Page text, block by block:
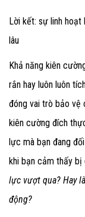
Lời kết: sự linh hoạt
lâu
Khả năng kiên
rắn hay luôn luôn
đóng vai trò bảo vệ
kiên cường đích
lực mà bạn đang
khi bạn cảm thấy bị
lực vượt qua? Hay
động?